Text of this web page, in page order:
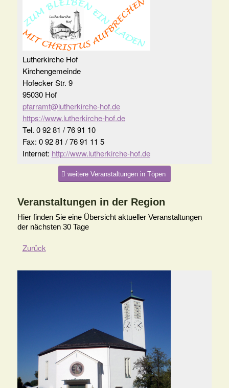
Lutherkirche Hof
Kirchengemeinde
Hofecker Str. 9
95030 Hof
pfarramt@lutherkirche-hof.de
https://www.lutherkirche-hof.de
Tel. 0 92 81 / 76 91 10
Fax: 0 92 81 / 76 91 11 5
Internet: http://www.lutherkirche-hof.de
weitere Veranstaltungen in Töpen
Veranstaltungen in der Region
Hier finden Sie eine Übersicht aktueller Veranstaltungen
der nächsten 30 Tage
Zurück